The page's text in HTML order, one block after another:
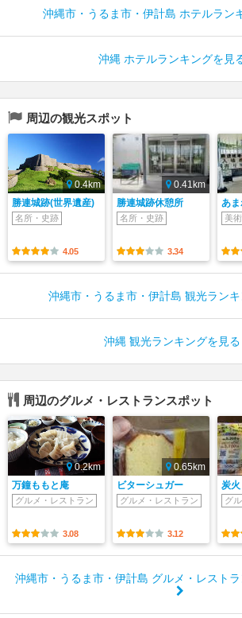
沖縄市・うるま市・伊計島 ホテルラン
沖縄 ホテルランキングを見
周辺の観光スポット
0.4km
勝連城跡(世界遺産)
名所・史跡
4.05
0.41km
勝連城跡休憩所
名所・史跡
3.34
あ
美
沖縄市・うるま市・伊計島 観光ラン
沖縄 観光ランキングを見る
周辺のグルメ・レストランスポット
0.2km
万鐘ももと庵
グルメ・レストラン
3.08
0.65km
ビターシュガー
グルメ・レストラン
3.12
炭
グ
沖縄市・うるま市・伊計島 グルメ・レスト